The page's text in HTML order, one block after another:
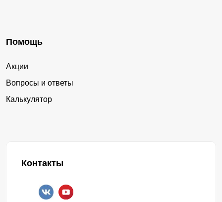
Помощь
Акции
Вопросы и ответы
Калькулятор
Контакты